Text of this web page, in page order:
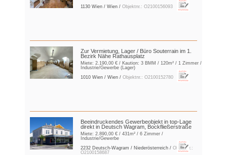
1130 Wien / Wien / Objektnr.: O2100156093
Zur Vermietung, Lager / Büro Souterrain im 1.
Bezirk Nähe Rathausplatz
Miete: 2.190,00 € / Kaution: 3 BMM / 120m² / 1 Zimmer /
Industrie/Gewerbe (Lager)
1010 Wien / Wien / Objektnr.: O2100152780
Beeindruckendes Gewerbeobjekt in top-Lage
direkt in Deutsch Wagram, Bockfließerstraße
Miete: 2.890,00 € / 431m² / 6 Zimmer /
Industrie/Gewerbe
2232 Deutsch-Wagram / Niederösterreich / Objektnr.:
O2100158687